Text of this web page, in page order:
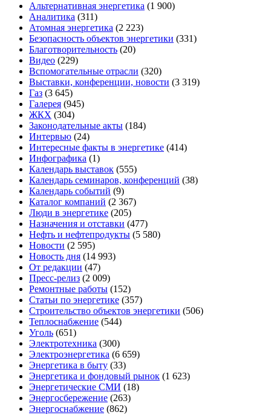
Альтернативная энергетика (1 900)
Аналитика (311)
Атомная энергетика (2 223)
Безопасность объектов энергетики (331)
Благотворительность (20)
Видео (229)
Вспомогательные отрасли (320)
Выставки, конференции, новости (3 319)
Газ (3 645)
Галерея (945)
ЖКХ (304)
Законодательные акты (184)
Интервью (24)
Интересные факты в энергетике (414)
Инфографика (1)
Календарь выставок (555)
Календарь семинаров, конференций (38)
Календарь событий (9)
Каталог компаний (2 367)
Люди в энергетике (205)
Назначения и отставки (477)
Нефть и нефтепродукты (5 580)
Новости (2 595)
Новость дня (14 993)
От редакции (47)
Пресс-релиз (2 009)
Ремонтные работы (152)
Статьи по энергетике (357)
Строительство объектов энергетики (506)
Теплоснабжение (544)
Уголь (651)
Электротехника (300)
Электроэнергетика (6 659)
Энергетика в быту (33)
Энергетика и фондовый рынок (1 623)
Энергетические СМИ (18)
Энергосбережение (263)
Энергоснабжение (862)